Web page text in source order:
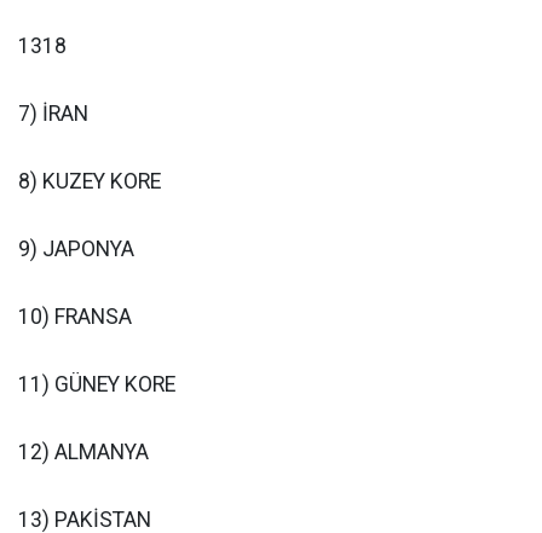
1318
7) İRAN
8) KUZEY KORE
9) JAPONYA
10) FRANSA
11) GÜNEY KORE
12) ALMANYA
13) PAKİSTAN